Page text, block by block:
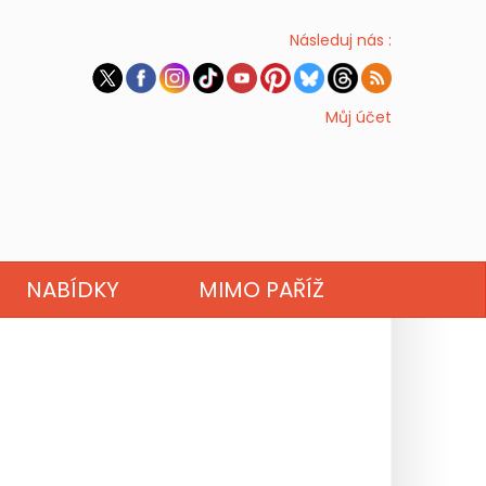
Následuj nás :
Můj účet
NABÍDKY MIMO PAŘÍŽ